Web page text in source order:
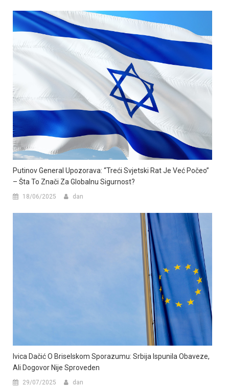
Putinov General Upozorava: “Treći Svjetski Rat Je Već Počeo”
– Šta To Znači Za Globalnu Sigurnost?
18/06/2025 dan
Ivica Dačić O Briselskom Sporazumu: Srbija Ispunila Obaveze,
Ali Dogovor Nije Sproveden
29/07/2025 dan